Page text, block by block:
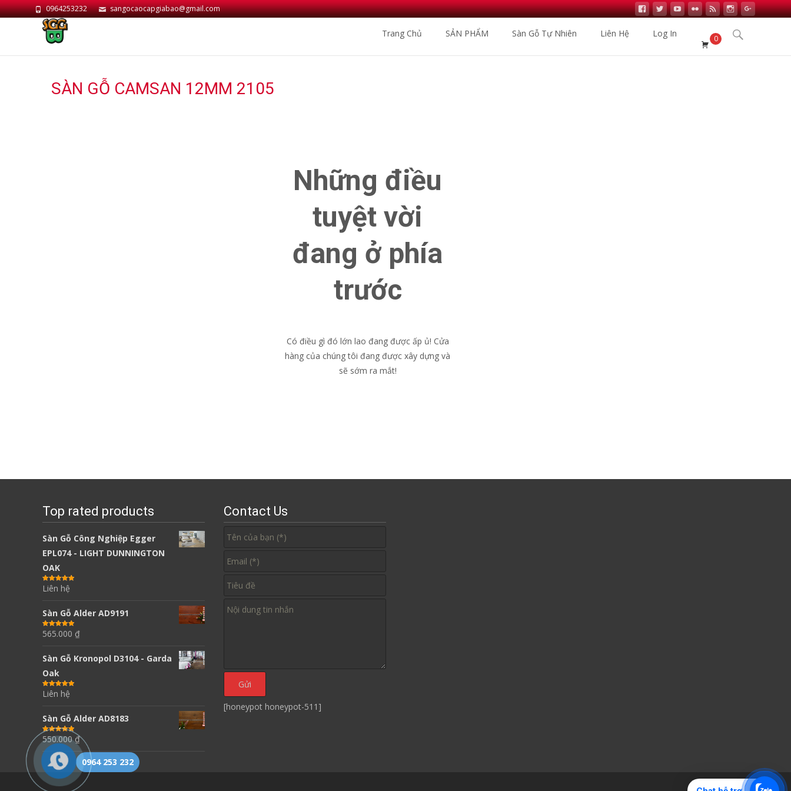
0964253232 sangocaocapgiabao@gmail.com
content
Trang Chủ SẢN PHẨM Sàn Gỗ Tự Nhiên Liên Hệ Log In 0
Search
SÀN GỖ CAMSAN 12MM 2105
Những điều
tuyệt vời
đang ở phía
trước
Có điều gì đó lớn lao đang được ấp ủ! Cửa
hàng của chúng tôi đang được xây dựng và
sẽ sớm ra mắt!
Top rated products
Sàn Gỗ Công Nghiệp Egger
EPL074 - LIGHT DUNNINGTON
OAK
Được xếp
hạng 5.00 5
Liên hệ
Sàn Gỗ Alder AD9191
Được xếp
hạng5.005
565.000 ₫
Sàn Gỗ Kronopol D3104 - Garda
Oak
Được xếp
hạng 5.00 5
Liên hệ
Sàn Gỗ Alder AD8183
Được xếp
hạng5.005
sao
550.000₫
Contact Us
[honeypot honeypot-511]
0964 253 232